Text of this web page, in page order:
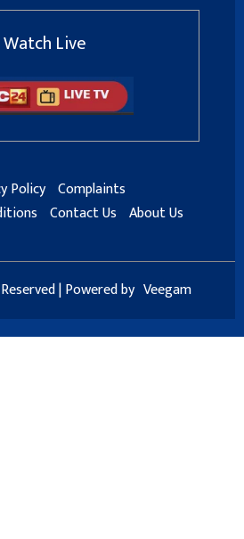
Watch Live
Policy Complaints
Contact Us About Us
| Powered by Veegam